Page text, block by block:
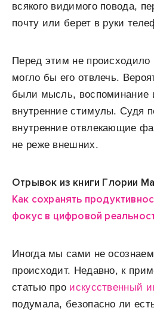
всякого видимого повода,
почту или берет в руки
Перед этим не происходило
могло бы его отвлечь.
были мысль, воспоминание
внутренние стимулы. Судя
внутренние отвлекающие
не реже внешних.
Отрывок из книги Глории
Как сохранять
фокус в цифровой
Иногда мы сами не
происходит. Недавно, к
статью про искусственный
подумала, безопасно ли